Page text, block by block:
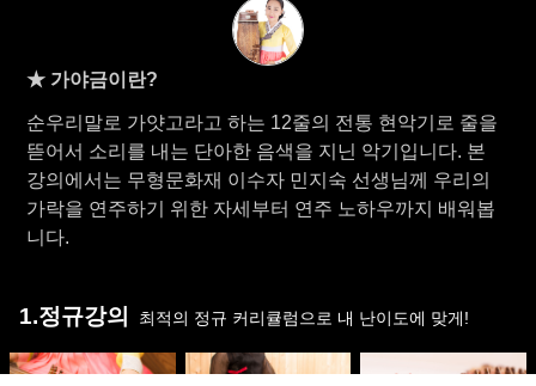
★ 가야금이란?
순우리말로 가얏고라고 하는 12줄의 전통 현악기로 줄을
뜯어서 소리를 내는 단아한 음색을 지닌 악기입니다. 본
강의에서는 무형문화재 이수자 민지숙 선생님께 우리의
가락을 연주하기 위한 자세부터 연주 노하우까지 배워봅
니다.
1.정규강의 최적의 정규 커리큘럼으로 내 난이도에 맞게!